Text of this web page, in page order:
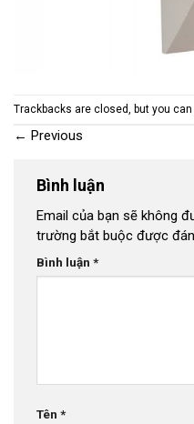
Trackbacks are closed, but you can
← Previous
Bình luận
Email của bạn sẽ không
trường bắt buộc được
Bình luận *
Tên *